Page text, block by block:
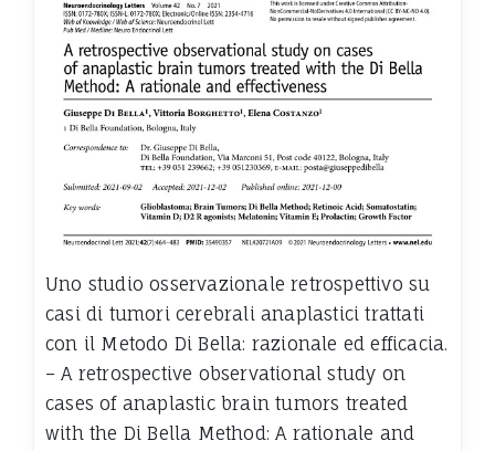
Uno studio osservazionale retrospettivo su
casi di tumori cerebrali anaplastici trattati
con il Metodo Di Bella: razionale ed efficacia.
– A retrospective observational study on
cases of anaplastic brain tumors treated
with the Di Bella Method: A rationale and